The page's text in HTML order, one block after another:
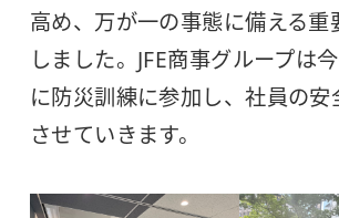
高め、万が一の事態に備える重
しました。JFE商事グループは
に防災訓練に参加し、社員の
させていきます。